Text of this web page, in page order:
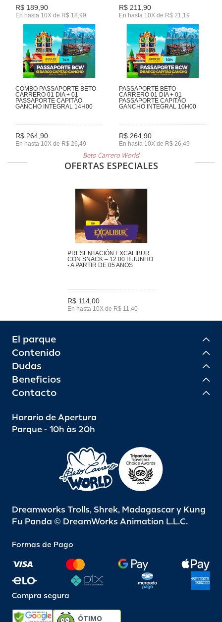
R$ 189,90
En hasta 10X de R$ 18,99
R$ 211,90
En hasta 10X de R$ 21,19
COMBO PASSAPORTE BETO
CARRERO 01 DIA + 01
PASSAPORTE CAPITÃO
GANCHO INTEGRAL 14H00
R$ 264,90
En hasta 10X de R$ 26,49
PASSAPORTE BETO
CARRERO 01 DIA + 01
PASSAPORTE CAPITÃO
GANCHO INTEGRAL 10H00
R$ 264,90
En hasta 10X de R$ 26,49
Beto Carrero World
OFERTAS ESPECIALES
PRESENTACIÓN EXCALIBUR
CON SNACK – 12:00 H JUNHO
- A PARTIR DE 05 ANOS
R$ 114,00
En hasta 10X de R$ 11,40
El parque
Contenido
Dudas
Beneficios
Contacto
Horario de Apertura
Parque - 10h às 20h
Dreamworks Trolls, Shrek, Madagascar y Kung
Fu Panda © DreamWorks Animation L.L.C.
Formas de Pago
Compra segura
ÓTIMO